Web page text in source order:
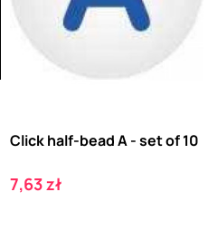
Click half-bead A - set of 10
Cena
7,63 zł